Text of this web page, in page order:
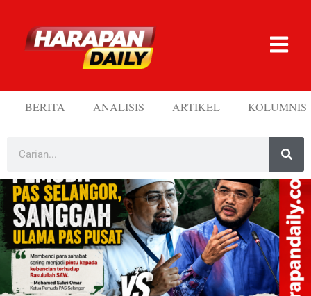
BERITA ANALISIS ARTIKEL KOLUMNIS